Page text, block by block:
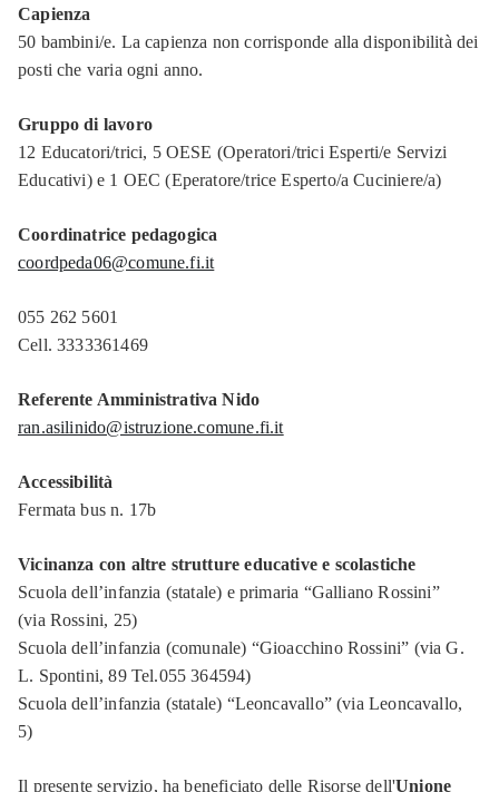
Capienza
50 bambini/e. La capienza non corrisponde alla disponibilità dei
posti che varia ogni anno.
Gruppo di lavoro
12 Educatori/trici, 5 OESE (Operatori/trici Esperti/e Servizi
Educativi) e 1 OEC (Eperatore/trice Esperto/a Cuciniere/a)
Coordinatrice pedagogica
coordpeda06@comune.fi.it
055 262 5601
Cell. 3333361469
Referente Amministrativa Nido
ran.asilinido@istruzione.comune.fi.it
Accessibilità
Fermata bus n. 17b
Vicinanza con altre strutture educative e scolastiche
Scuola dell’infanzia (statale) e primaria “Galliano Rossini”
(via Rossini, 25)
Scuola dell’infanzia (comunale) “Gioacchino Rossini” (via G.
L. Spontini, 89 Tel.055 364594)
Scuola dell’infanzia (statale) “Leoncavallo” (via Leoncavallo,
5)
Il presente servizio, ha beneficiato delle Risorse dell'Unione